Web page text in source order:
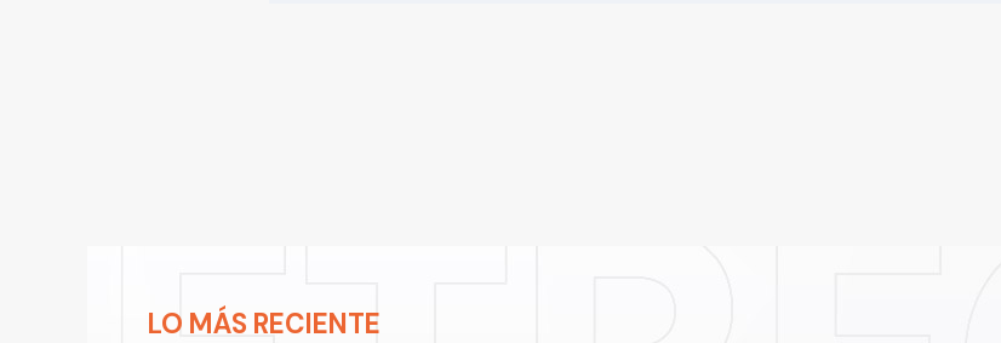
LO MÁS RECIENTE